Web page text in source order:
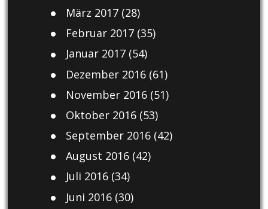
März 2017(28)
Februar 2017(35)
Januar 2017(54)
Dezember 2016(61)
November 2016(51)
Oktober 2016(53)
September 2016(42)
August 2016(42)
Juli 2016(34)
Juni 2016(30)